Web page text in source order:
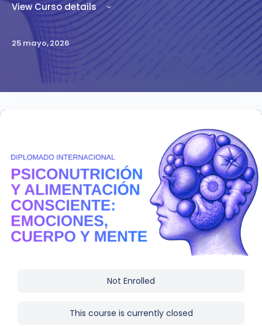
View Curso details
25 mayo, 2026
Not Enrolled
This course is currently closed